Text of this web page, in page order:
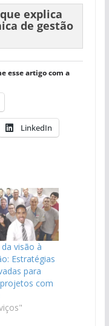
explica
de gestão
esse artigo com a
LinkedIn
visão à
Estratégias
para
com